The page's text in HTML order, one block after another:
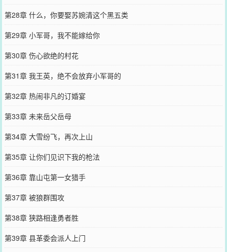
第28章 什么，你要娶苏婉清这个黑五类
第29章 小军哥，我不能嫁给你
第30章 伤心欲绝的村花
第31章 我王英，绝不会放弃小军哥的
第32章 热闹非凡的订婚宴
第33章 未来岳父岳母
第34章 大雪纷飞，再次上山
第35章 让你们见识下我的枪法
第36章 靠山屯第一女猎手
第37章 被狼群围攻
第38章 狭路相逢勇者胜
第39章 县革委会派人上门